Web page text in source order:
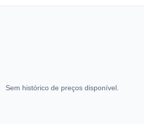
Sem histórico de preços disponível.